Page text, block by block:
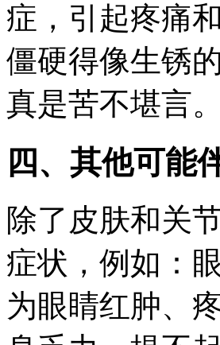
症，引起疼痛
僵硬得像生锈
真是苦不堪言。
四、其他可能
除了皮肤和关
症状，例如：
为眼睛红肿、